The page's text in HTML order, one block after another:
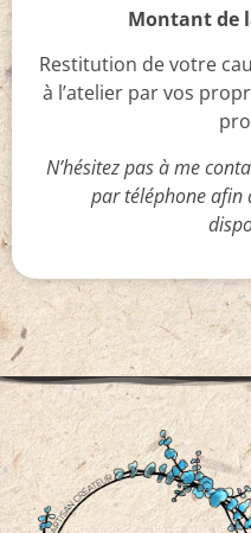
Montant de
Restitution de votre
à l’atelier par vos
N’hésitez pas à me
par téléphone afin